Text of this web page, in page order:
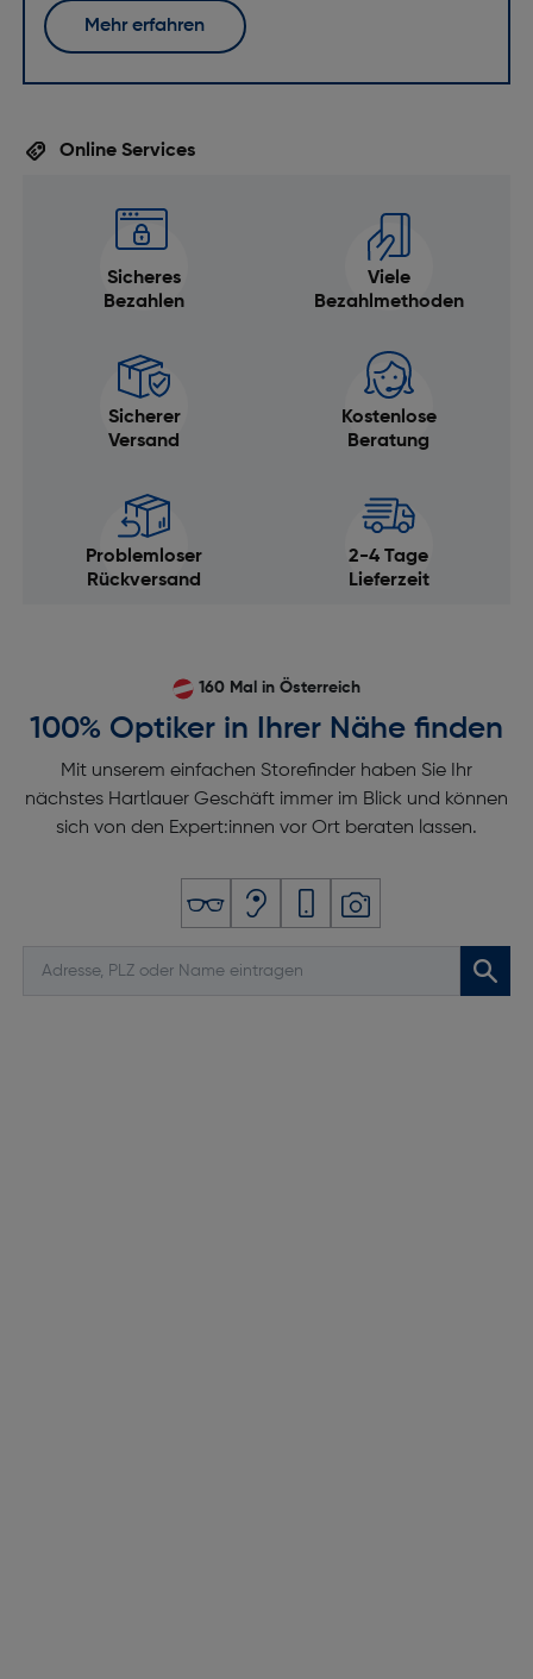
3G-Standards: WCDMA
Lieferumfang
Schutzhülle: Ja
Mehr erfahren
Online Services
Sicheres
Bezahlen
Viele
Bezahlmethoden
Sicherer
Versand
Kostenlose
Beratung
Problemloser
Rückversand
2-4 Tage
Lieferzeit
160 Mal in Österreich
100% Optiker in Ihrer Nähe finden
Mit unserem einfachen Storefinder haben Sie Ihr
nächstes Hartlauer Geschäft immer im Blick und können
sich von den Expert:innen vor Ort beraten lassen.